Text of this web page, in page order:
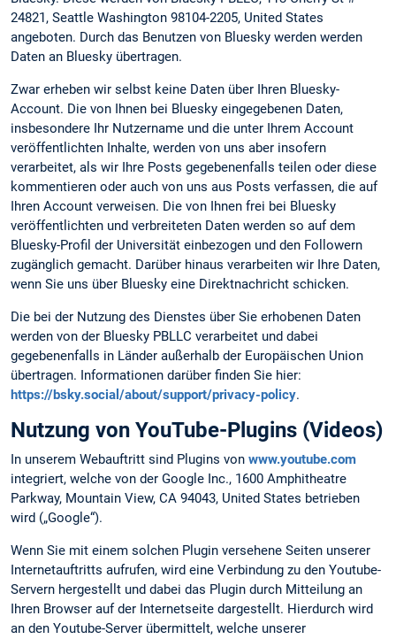
24821, Seattle Washington 98104-2205, United States
angeboten. Durch das Benutzen von Bluesky werden werden
Daten an Bluesky übertragen.
Zwar erheben wir selbst keine Daten über Ihren Bluesky-
Account. Die von Ihnen bei Bluesky eingegebenen Daten,
insbesondere Ihr Nutzername und die unter Ihrem Account
veröffentlichten Inhalte, werden von uns aber insofern
verarbeitet, als wir Ihre Posts gegebenenfalls teilen oder diese
kommentieren oder auch von uns aus Posts verfassen, die auf
Ihren Account verweisen. Die von Ihnen frei bei Bluesky
veröffentlichten und verbreiteten Daten werden so auf dem
Bluesky-Profil der Universität einbezogen und den Followern
zugänglich gemacht. Darüber hinaus verarbeiten wir Ihre Daten,
wenn Sie uns über Bluesky eine Direktnachricht schicken.
Die bei der Nutzung des Dienstes über Sie erhobenen Daten
werden von der Bluesky PBLLC verarbeitet und dabei
gegebenenfalls in Länder außerhalb der Europäischen Union
übertragen. Informationen darüber finden Sie hier:
https://bsky.social/about/support/privacy-policy.
Nutzung von YouTube-Plugins (Videos)
In unserem Webauftritt sind Plugins von www.youtube.com
integriert, welche von der Google Inc., 1600 Amphitheatre
Parkway, Mountain View, CA 94043, United States betrieben
wird („Google“).
Wenn Sie mit einem solchen Plugin versehene Seiten unserer
Internetauftritts aufrufen, wird eine Verbindung zu den Youtube-
Servern hergestellt und dabei das Plugin durch Mitteilung an
Ihren Browser auf der Internetseite dargestellt. Hierdurch wird
an den Youtube-Server übermittelt, welche unserer